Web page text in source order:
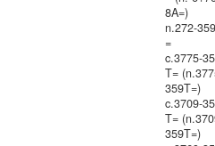
8A=)
n.272-
=
c.3775-
T=
359T=)
c.3709-
T=
359T=)